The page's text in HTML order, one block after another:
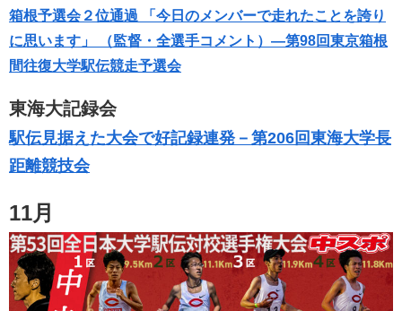
箱根予選会２位通過 「今日のメンバーで走れたことを誇り
に思います」 （監督・全選手コメント）―第98回東京箱根
間往復大学駅伝競走予選会
東海大記録会
駅伝見据えた大会で好記録連発－第206回東海大学長
距離競技会
11月